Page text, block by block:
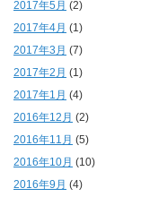
2017年5月 (2)
2017年4月 (1)
2017年3月 (7)
2017年2月 (1)
2017年1月 (4)
2016年12月 (2)
2016年11月 (5)
2016年10月 (10)
2016年9月 (4)